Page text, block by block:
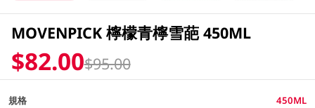
MOVENPICK 檸檬青檸雪葩 450ML
$82.00$95.00
規格 450ML